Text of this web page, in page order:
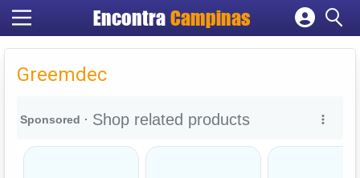
Encontra Campinas
Cadastrar empresa
Greemdec